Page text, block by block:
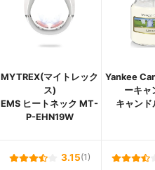
MYTREX(マイトレック
ス)
EMS ヒートネック MT-
P-EHN19W
Yankee
ーキャ
キャンド
3.15(1)